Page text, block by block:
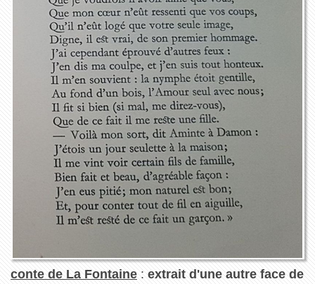
conte de La Fontaine: extrait d'une autre face de